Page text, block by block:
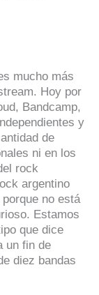
mucho más
Hoy por
Bandcamp,
y
de
ni en los
rock
argentino
no está
Estamos
que dice
un fin de
diez bandas